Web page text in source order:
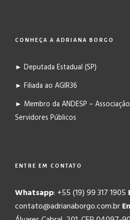
CONHEÇA A ADRIANA BORGO
► Deputada Estadual (SP)
► Filiada ao AGIR36
► Membro da ANDESP –
Servidores Públicos
ENTRE EM CONTATO
Whatsapp: +55 (19) 99 317 1905
contato@adrianaborgo.com.br